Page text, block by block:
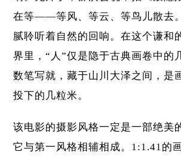
在等——等风、等云、等鸟儿散去
腻聆听着自然的回响。在这个谦和
界里，“人”仅是隐于古典画卷中的
数笔写就，藏于山川大泽之间，是
投下的几粒米。
该电影的摄影风格一定是一部绝美
它与第一风格相辅相成。1:1.41的